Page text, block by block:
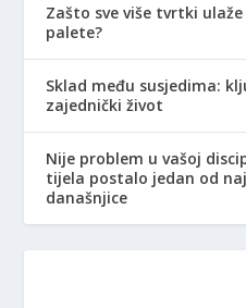
Zašto sve više tvrtki
palete?
Sklad među susjedima:
zajednički život
Nije problem u vašoj
tijela postalo jedan od
današnjice